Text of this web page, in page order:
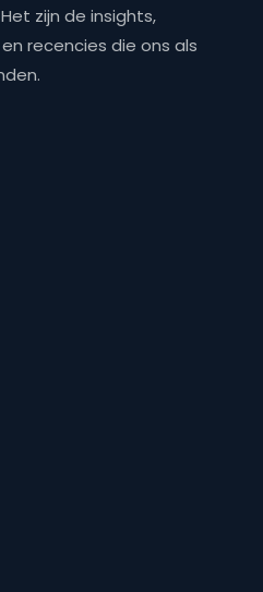
zijn de insights,
recencies die ons als